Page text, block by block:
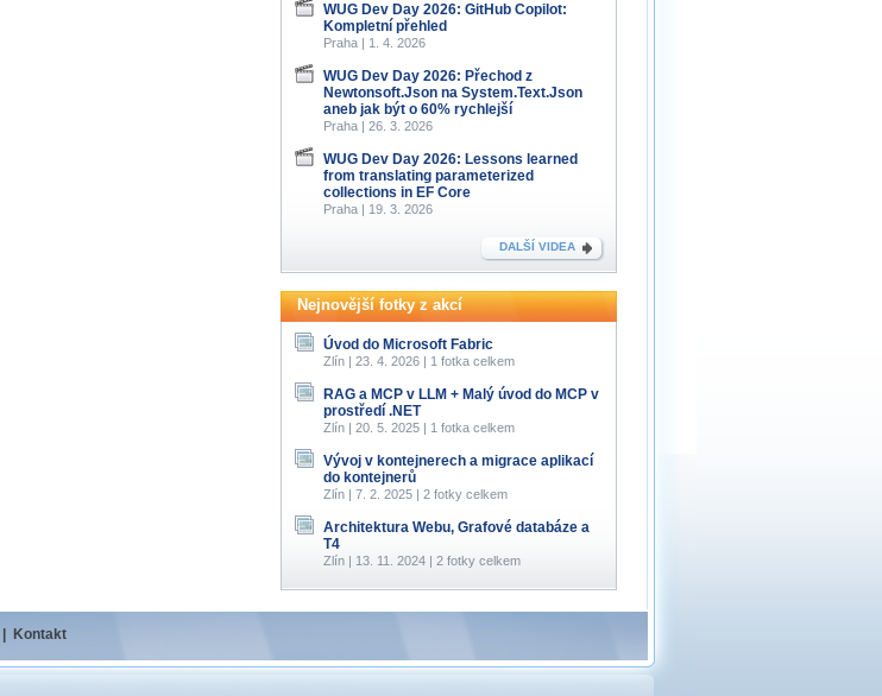
WUG Dev Day 2026: GitHub Copilot:
Kompletní přehled
Praha | 1. 4. 2026
WUG Dev Day 2026: Přechod z
Newtonsoft.Json na System.Text.Json
aneb jak být o 60% rychlejší
Praha | 26. 3. 2026
WUG Dev Day 2026: Lessons learned
from translating parameterized
collections in EF Core
Praha | 19. 3. 2026
DALŠÍ VIDEA
Nejnovější fotky z akcí
Úvod do Microsoft Fabric
Zlín | 23. 4. 2026 | 1 fotka celkem
RAG a MCP v LLM + Malý úvod do MCP v
prostředí .NET
Zlín | 20. 5. 2025 | 1 fotka celkem
Vývoj v kontejnerech a migrace aplikací
do kontejnerů
Zlín | 7. 2. 2025 | 2 fotky celkem
Architektura Webu, Grafové databáze a
T4
Zlín | 13. 11. 2024 | 2 fotky celkem
Kontakt